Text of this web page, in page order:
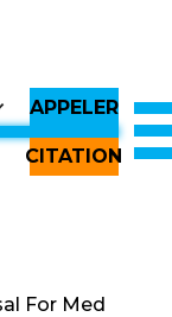
APPELER
CITATION
For Med
BEST